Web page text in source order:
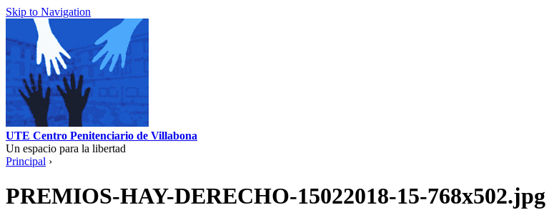
Skip to Navigation
UTE Centro Penitenciario de Villabona
Un espacio para la libertad
Principal ›
PREMIOS-HAY-DERECHO-15022018-15-768x502.jpg